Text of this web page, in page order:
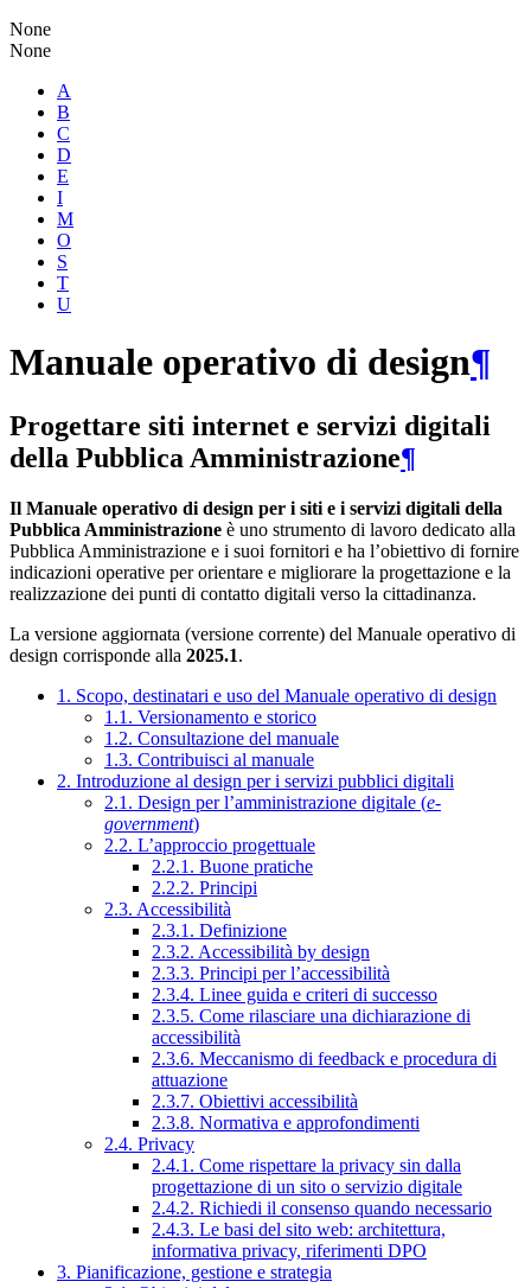
None
None
A
B
C
D
E
I
M
O
S
T
U
Manuale operativo di design¶
Progettare siti internet e servizi digitali
della Pubblica Amministrazione¶
Il Manuale operativo di design per i siti e i servizi digitali della
Pubblica Amministrazione è uno strumento di lavoro dedicato alla
Pubblica Amministrazione e i suoi fornitori e ha l’obiettivo di fornire
indicazioni operative per orientare e migliorare la progettazione e la
realizzazione dei punti di contatto digitali verso la cittadinanza.
La versione aggiornata (versione corrente) del Manuale operativo di
design corrisponde alla 2025.1.
1. Scopo, destinatari e uso del Manuale operativo di design
1.1. Versionamento e storico
1.2. Consultazione del manuale
1.3. Contribuisci al manuale
2. Introduzione al design per i servizi pubblici digitali
2.1. Design per l’amministrazione digitale (e-
government)
2.2. L’approccio progettuale
2.2.1. Buone pratiche
2.2.2. Principi
2.3. Accessibilità
2.3.1. Definizione
2.3.2. Accessibilità by design
2.3.3. Principi per l’accessibilità
2.3.4. Linee guida e criteri di successo
2.3.5. Come rilasciare una dichiarazione di
accessibilità
2.3.6. Meccanismo di feedback e procedura di
attuazione
2.3.7. Obiettivi accessibilità
2.3.8. Normativa e approfondimenti
2.4. Privacy
2.4.1. Come rispettare la privacy sin dalla
progettazione di un sito o servizio digitale
2.4.2. Richiedi il consenso quando necessario
2.4.3. Le basi del sito web: architettura,
informativa privacy, riferimenti DPO
3. Pianificazione, gestione e strategia